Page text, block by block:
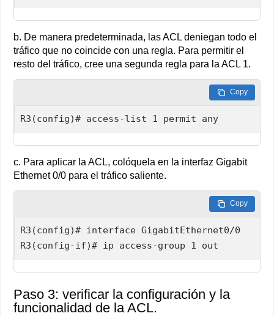
b. De manera predeterminada, las ACL deniegan todo el
tráfico que no coincide con una regla. Para permitir el
resto del tráfico, cree una segunda regla para la ACL 1.
Copy
R3(config)# access-list 1 permit any
c. Para aplicar la ACL, colóquela en la interfaz Gigabit
Ethernet 0/0 para el tráfico saliente.
Copy
R3(config)# interface GigabitEthernet0/0
R3(config-if)# ip access-group 1 out
Paso 3: verificar la configuración y la
funcionalidad de la ACL.